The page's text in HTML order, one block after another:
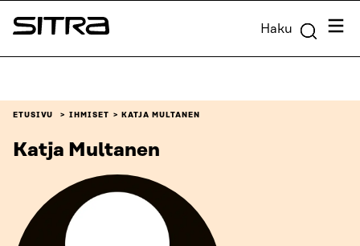
Siirry
suoraan
Sitra Haku
ETUSIVU IHMISET KATJA MULTANEN
Katja Multanen